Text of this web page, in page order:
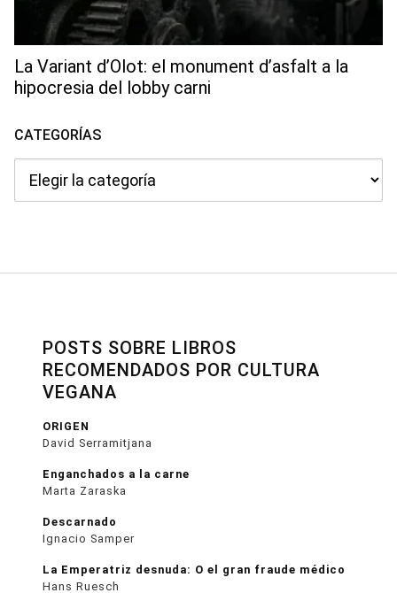
La Variant d’Olot: el monument d’asfalt a la
hipocresia del lobby carni
CATEGORÍAS
POSTS SOBRE LIBROS
RECOMENDADOS POR CULTURA
VEGANA
ORIGEN
David Serramitjana
Enganchados a la carne
Marta Zaraska
Descarnado
Ignacio Samper
La Emperatriz desnuda: O el gran fraude médico
Hans Ruesch